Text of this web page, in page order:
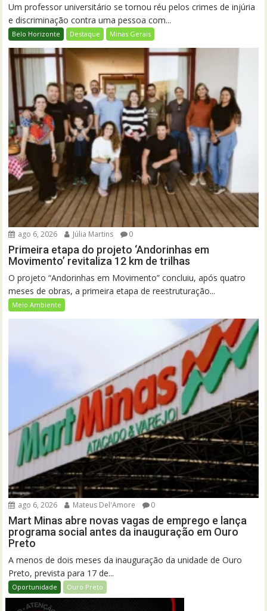
Um professor universitário se tornou réu pelos crimes de injúria
e discriminação contra uma pessoa com...
Belo Horizonte Destaque Minas Gerais
ago 6, 2026 Júlia Martins 0
Primeira etapa do projeto ‘Andorinhas em
Movimento’ revitaliza 12 km de trilhas
O projeto “Andorinhas em Movimento” concluiu, após quatro
meses de obras, a primeira etapa de reestruturação...
Meio Ambiente
ago 6, 2026 Mateus Del'Amore 0
Mart Minas abre novas vagas de emprego e lança
programa social antes da inauguração em Ouro
Preto
A menos de dois meses da inauguração da unidade de Ouro
Preto, prevista para 17 de...
Oportunidade Ouro Preto